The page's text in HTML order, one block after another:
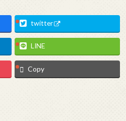
twitter
LINE
Copy